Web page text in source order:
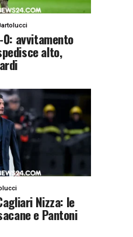
0: avvitamento
alto,
Nizza: le
e Pantoni